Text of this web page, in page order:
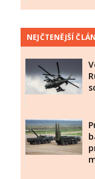
NEJČTENĚJŠÍ